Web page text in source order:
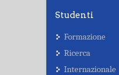
Studenti
Formazione
Ricerca
Internazionale